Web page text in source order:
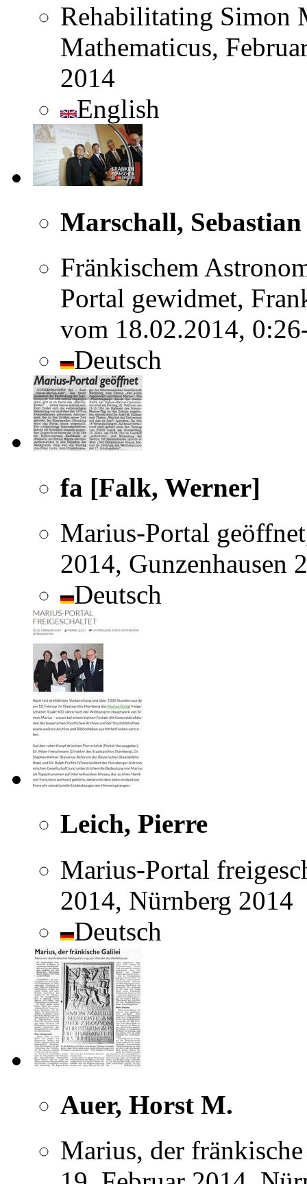
Rehabilitating Simon
Mathematicus,
2014
English
Marschall, Sebastian
Fränkischem
Portal gewidmet,
vom 18.02.2014,
Deutsch
fa [Falk, Werner]
Marius-Portal
2014, Gunzenhausen
Deutsch
Leich, Pierre
Marius-Portal
2014, Nürnberg 2014
Deutsch
Auer, Horst M.
Marius, der